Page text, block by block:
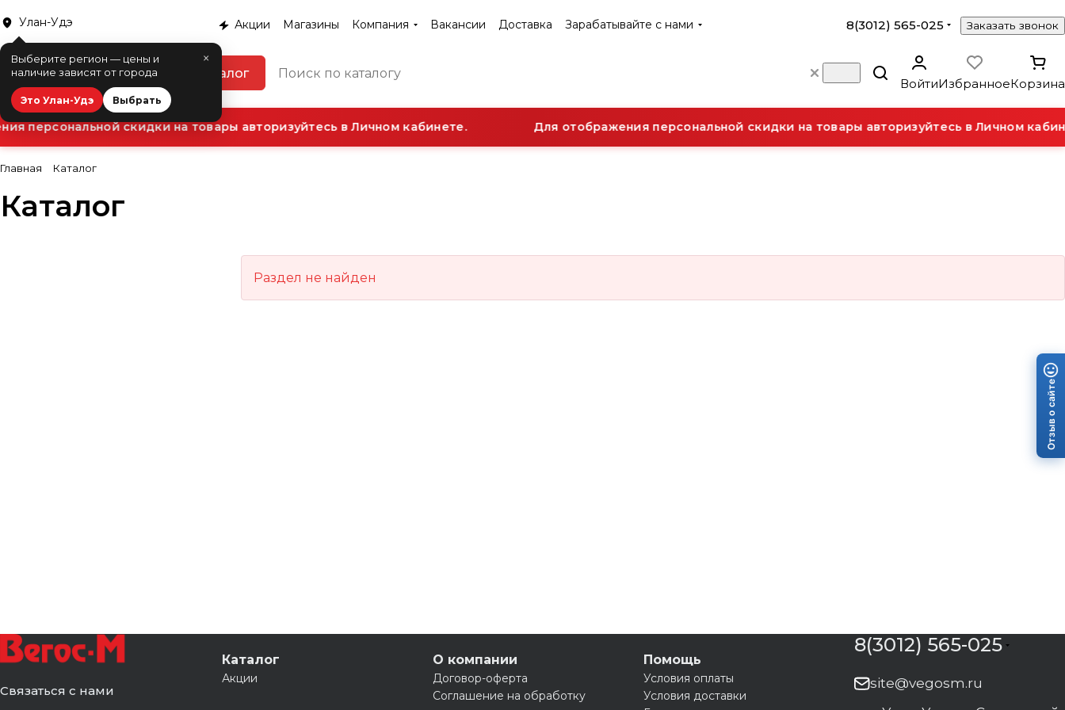
Улан-Удэ
×
Выберите регион — цены и
наличие зависят от города
Это Улан-Удэ Выбрать
Акции Магазины Компания Вакансии Доставка Зарабатывайте с нами 8(3012) 565-025 Заказать звонок
Каталог
ВойтиИзбранноеКорзина
персональной скидки на товары авторизуйтесь в Личном кабинете. Для отображения персональной скидки на товары авторизуйтесь в Личном
Главная Каталог
Каталог
Раздел не найден
Связаться с нами
Каталог
Акции
О компании
Договор-оферта
Соглашение на обработку
Помощь
Условия оплаты
Условия доставки
8(3012) 565-025
site@vegosm.ru
Отзыв о сайте